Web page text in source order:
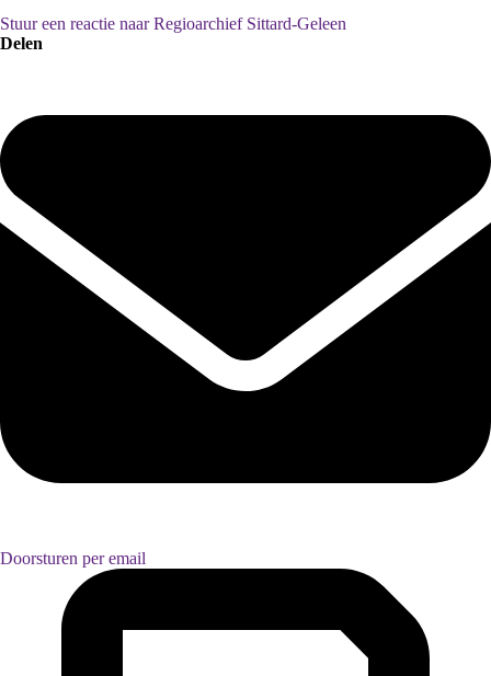
Stuur een reactie naar Regioarchief Sittard-Geleen
Delen
Doorsturen per email